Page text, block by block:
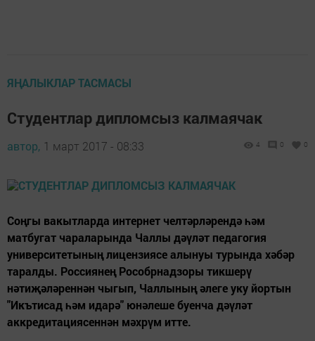
ЯҢАЛЫКЛАР ТАСМАСЫ
Студентлар дипломсыз калмаячак
автор, 1 март 2017 - 08:33 4 0 0
Соңгы вакытларда интернет челтәрләрендә һәм
матбугат чараларында Чаллы дәүләт педагогия
университетының лицензиясе алынуы турында хәбәр
таралды. Россиянең Рособрнадзоры тикшерү
нәтиҗәләреннән чыгып, Чаллының әлеге уку йортын
"Икътисад һәм идарә" юнәлеше буенча дәүләт
аккредитациясеннән мәхрүм итте.